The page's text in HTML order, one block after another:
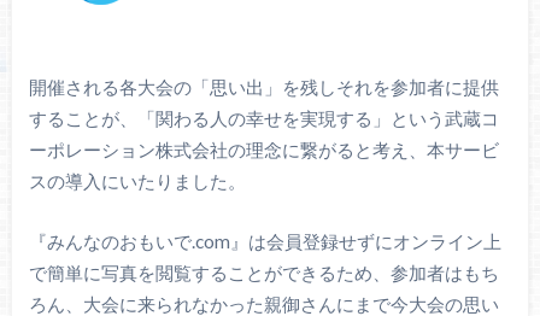
開催される各大会の「思い出」を残しそれを参加者に提供
することが、「関わる人の幸せを実現する」という武蔵コ
ーポレーション株式会社の理念に繋がると考え、本サービ
スの導入にいたりました。
『みんなのおもいで.com』は会員登録せずにオンライン上
で簡単に写真を閲覧することができるため、参加者はもち
ろん、大会に来られなかった親御さんにまで今大会の思い